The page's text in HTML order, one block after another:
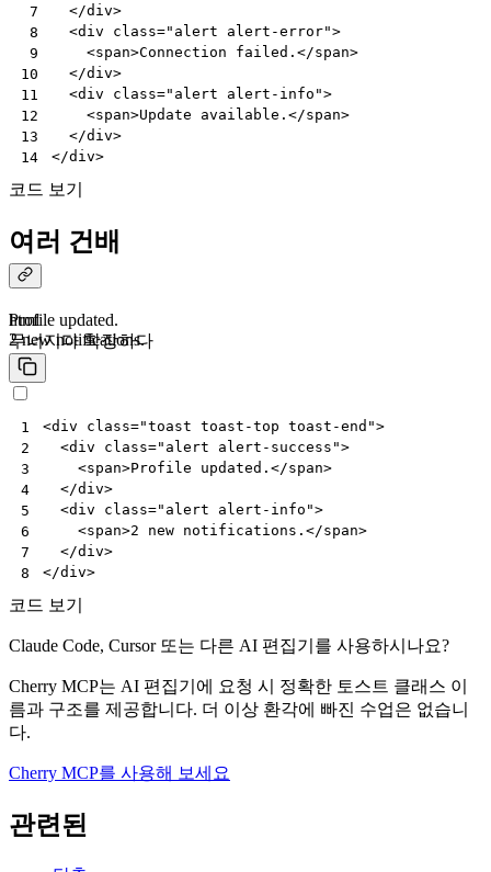
7
8
9
10
11
12
13
14
</div>
<div class="alert alert-error">
<span>Connection failed. </span>
</div>
<div class="alert alert-info">
<span>Update available. </span>
</div>
</div>
코드 보기
여러 건배
Profile updated.
2 new notifications.
html
무너지다 확장하다
1
2
3
4
5
6
7
8
<div class="toast toast-top toast-end">
<div class="alert alert-success">
<span>Profile updated. </span>
</div>
<div class="alert alert-info">
<span>2 new notifications. </span>
</div>
</div>
코드 보기
Claude Code, Cursor 또는 다른 AI 편집기를 사용하시나요?
Cherry MCP는 AI 편집기에 요청 시 정확한 토스트 클래스 이
름과 구조를 제공합니다. 더 이상 환각에 빠진 수업은 없습니
다.
Cherry MCP를 사용해 보세요
관련된